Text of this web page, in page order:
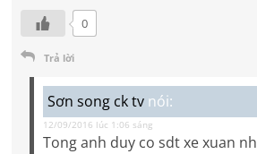
0
Trả lời
Sơn song ck tv nói:
12/09/2016 lúc 1:06 sáng
Tong anh duy co sdt xe xuan